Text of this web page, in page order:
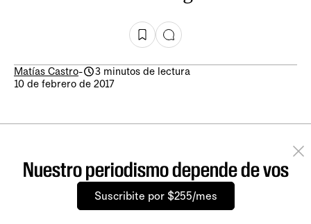
Matías Castro-
3 minutos de lectura
10 de febrero de 2017
Nuestro periodismo depende de vos
Suscribite por $255/mes